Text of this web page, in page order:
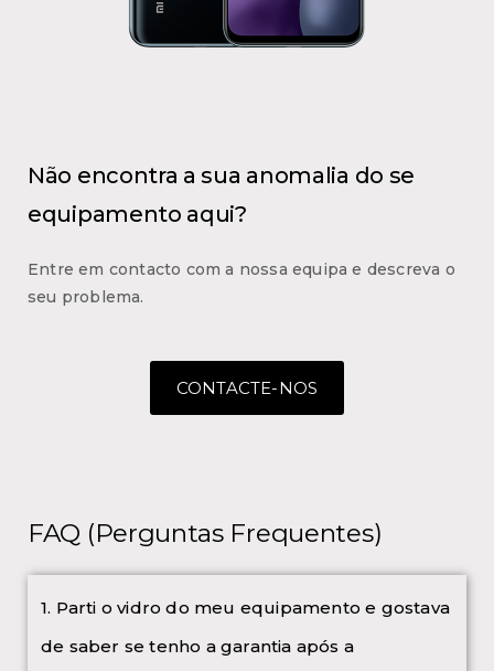
Não encontra a sua anomalia do se
equipamento aqui?
Entre em contacto com a nossa equipa e descreva o
seu problema.
CONTACTE-NOS
FAQ (Perguntas Frequentes)
1. Parti o vidro do meu equipamento e gostava
de saber se tenho a garantia após a